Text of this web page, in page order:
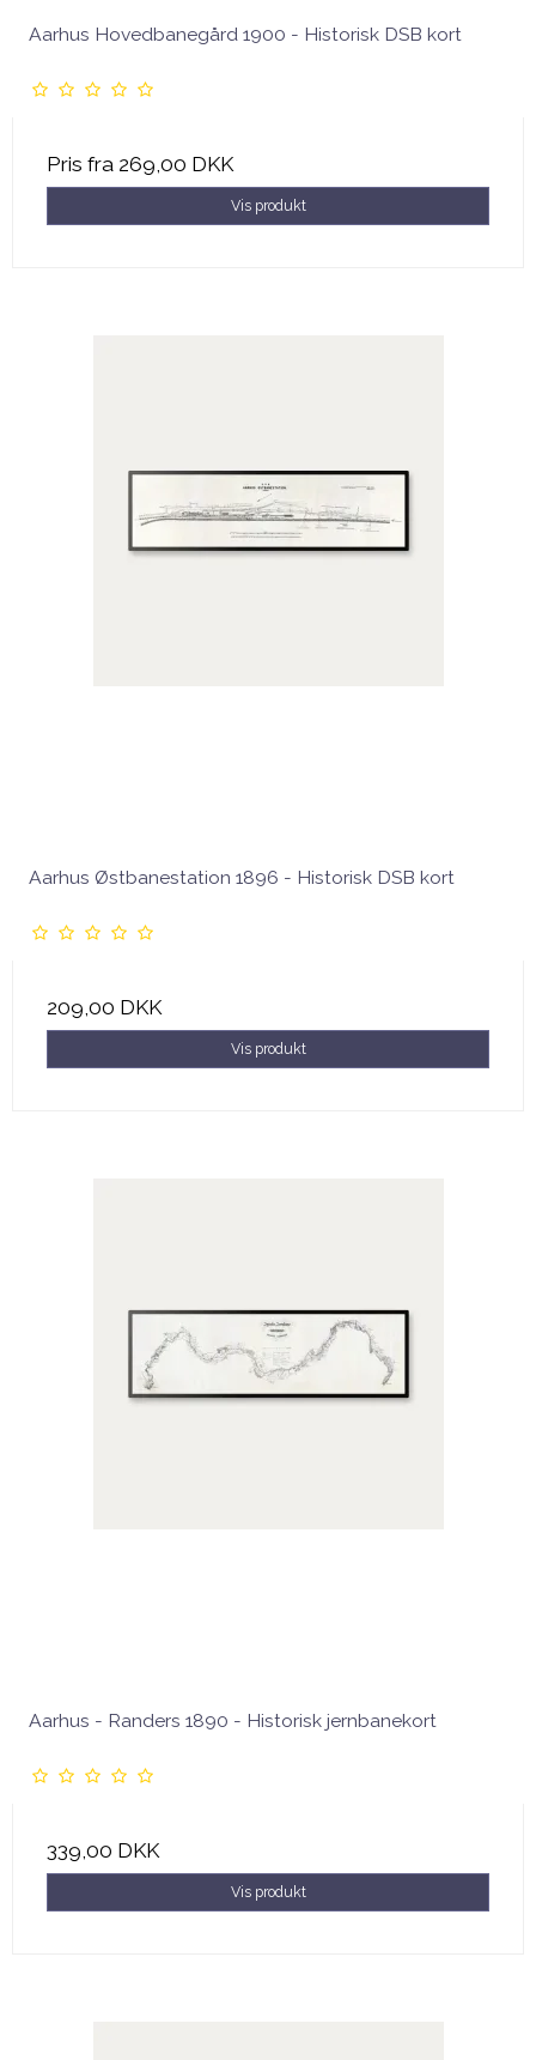
Aarhus Hovedbanegård 1900 - Historisk DSB kort
Pris fra 269,00 DKK
Vis produkt
Aarhus Østbanestation 1896 - Historisk DSB kort
209,00 DKK
Vis produkt
Aarhus - Randers 1890 - Historisk jernbanekort
339,00 DKK
Vis produkt